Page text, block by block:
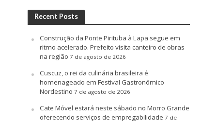
Recent Posts
Construção da Ponte Pirituba à Lapa segue em
ritmo acelerado. Prefeito visita canteiro de obras
na região 7 de agosto de 2026
Cuscuz, o rei da culinária brasileira é
homenageado em Festival Gastronômico
Nordestino 7 de agosto de 2026
Cate Móvel estará neste sábado no Morro Grande
oferecendo serviços de empregabilidade 7 de